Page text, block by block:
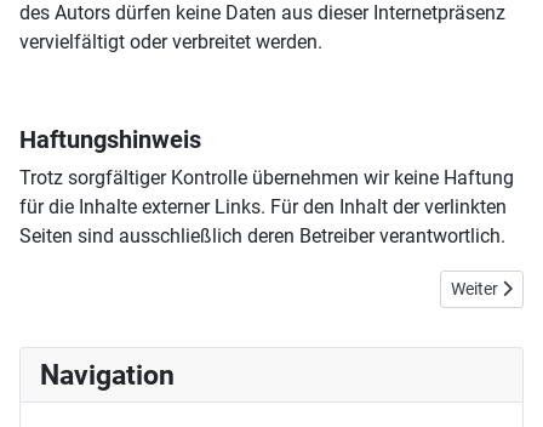
des Autors dürfen keine Daten aus dieser Internetpräsenz
vervielfältigt oder verbreitet werden.
Haftungshinweis
Trotz sorgfältiger Kontrolle übernehmen wir keine Haftung
für die Inhalte externer Links. Für den Inhalt der verlinkten
Seiten sind ausschließlich deren Betreiber verantwortlich.
Nächster
Weiter
Navigation